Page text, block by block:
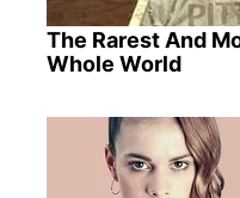
The Rarest And
Whole World